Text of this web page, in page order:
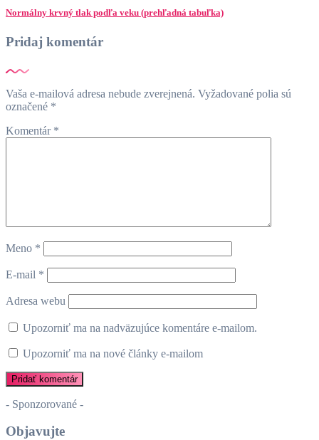
Normálny krvný tlak podľa veku (prehľadná tabuľka)
Pridaj komentár
Vaša e-mailová adresa nebude zverejnená. Vyžadované polia sú
označené *
Komentár *
Meno *
E-mail *
Adresa webu
Upozorniť ma na nadväzujúce komentáre e-mailom.
Upozorniť ma na nové články e-mailom
- Sponzorované -
Objavujte